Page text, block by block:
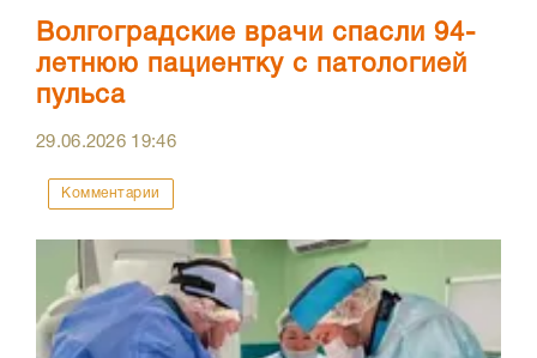
Волгоградские врачи спасли 94-
летнюю пациентку с патологией
пульса
29.06.2026 19:46
Комментарии